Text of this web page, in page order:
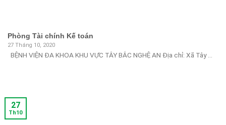
Phòng Tài chính Kế toán
27 Tháng 10, 2020
BỆNH VIỆN ĐA KHOA KHU VỰC TÂY BẮC NGHỆ AN Địa chỉ: Xã Tây ...
27
Th10